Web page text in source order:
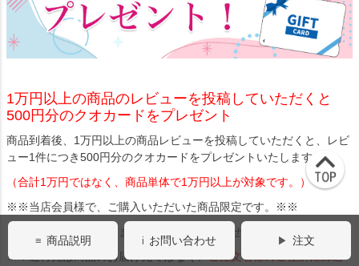
1万円以上の商品のレビューを投稿していただくと
500円分のクオカードをプレゼント
商品到着後、1万円以上の商品レビューを投稿していただくと、レビ
ュー1件につき500円分のクオカードをプレゼントいたします。
（合計1万円ではなく、商品単体で1万円以上が対象です。）
※※当店会員様で、ご購入いただいた商品限定です。※※
※※商品が発送されるまでレビューは書けません。※※
※※送付先は商品のお届け先ではなく、
ご注文者様のご住所に郵送
商品説明 お問い合わせ 注文